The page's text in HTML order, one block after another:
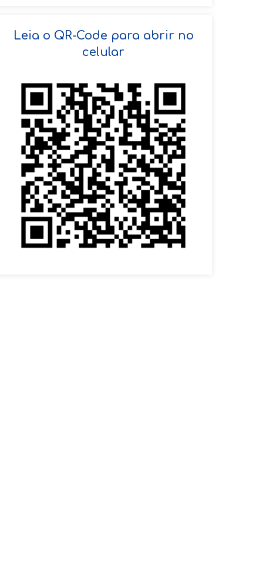
VOLTAR
Leia o QR-Code para abrir no
celular